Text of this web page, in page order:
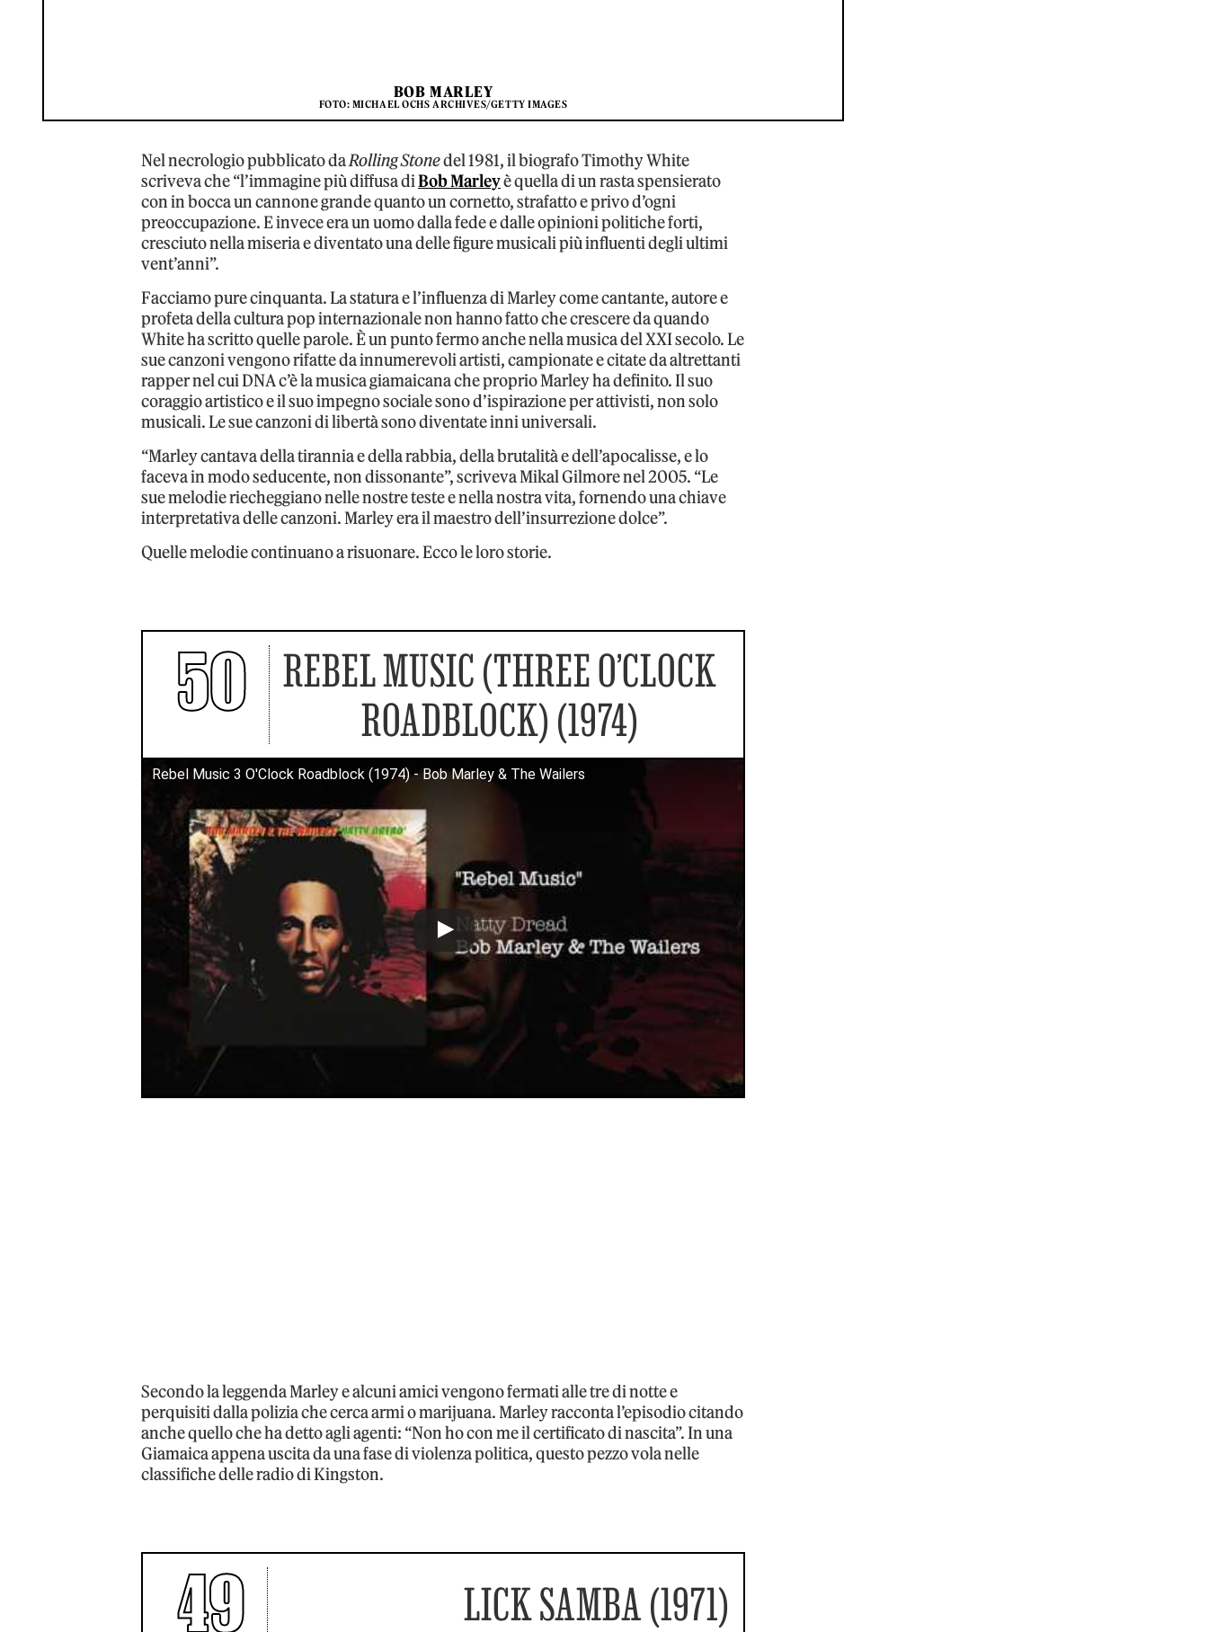
BOB MARLEY
FOTO: MICHAEL OCHS ARCHIVES/GETTY IMAGES
Nel necrologio pubblicato daRolling Stonedel 1981, il biografo Timothy White
scriveva che “l’immagine più diffusa diBob Marleyè quella di un rasta spensierato
con in bocca un cannone grande quanto un cornetto, strafatto e privo d’ogni
preoccupazione. E invece era un uomo dalla fede e dalle opinioni politiche forti,
cresciuto nella miseria e diventato una delle figure musicali più influenti degli ultimi
vent’anni”.
Facciamo pure cinquanta. La statura e l’influenza di Marley come cantante, autore e
profeta della cultura pop internazionale non hanno fatto che crescere da quando
White ha scritto quelle parole. È un punto fermo anche nella musica del XXI secolo. Le
sue canzoni vengono rifatte da innumerevoli artisti, campionate e citate da altrettanti
rapper nel cui DNA c’è la musica giamaicana che proprio Marley ha definito. Il suo
coraggio artistico e il suo impegno sociale sono d’ispirazione per attivisti, non solo
musicali. Le sue canzoni di libertà sono diventate inni universali.
“Marley cantava della tirannia e della rabbia, della brutalità e dell’apocalisse, e lo
faceva in modo seducente, non dissonante”, scriveva Mikal Gilmore nel 2005. “Le
sue melodie riecheggiano nelle nostre teste e nella nostra vita, fornendo una chiave
interpretativa delle canzoni. Marley era il maestro dell’insurrezione dolce”.
Quelle melodie continuano a risuonare. Ecco le loro storie.
50
REBEL MUSIC (THREE O’CLOCK
ROADBLOCK) (1974)
Rebel Music 3 O'Clock Roadblock (1974) - Bob Marley & The Wailers
Secondo la leggenda Marley e alcuni amici vengono fermati alle tre di notte e
perquisiti dalla polizia che cerca armi o marijuana. Marley racconta l’episodio citando
anche quello che ha detto agli agenti: “Non ho con me il certificato di nascita”. In una
Giamaica appena uscita da una fase di violenza politica, questo pezzo vola nelle
classifiche delle radio di Kingston.
49 LICK SAMBA (1971)